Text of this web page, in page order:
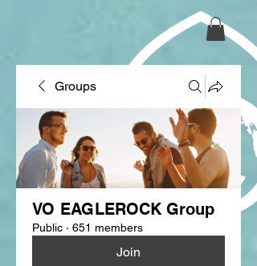
Groups
VO EAGLEROCK Group
Public · 651 members
Join